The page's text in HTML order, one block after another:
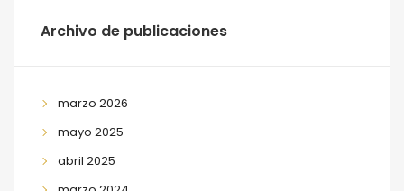
Archivo de publicaciones
marzo 2026
mayo 2025
abril 2025